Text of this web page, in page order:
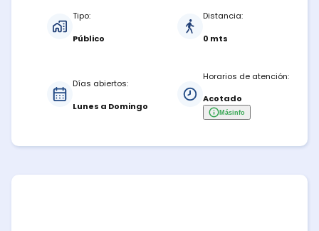
Tipo:
Público
Distancia:
0 mts
Días abiertos:
Lunes a Domingo
Horarios de atención:
Acotado
Másinfo